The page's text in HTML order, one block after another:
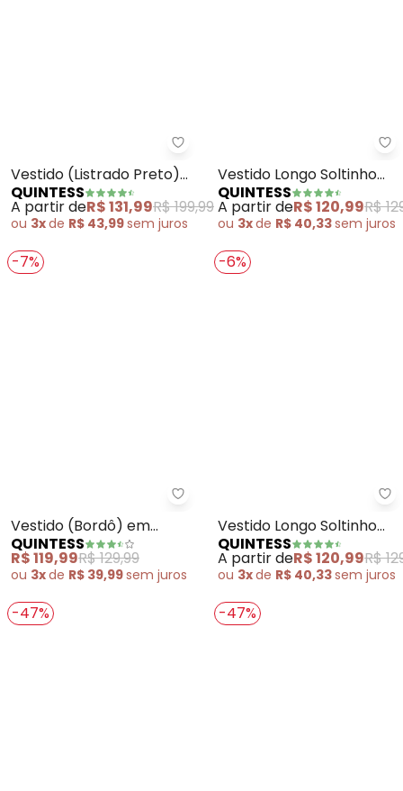
Quintess - Vestido (Listrado
Vestido (Listrado Preto)
em Viscose Plana
QUINTESS
A partir deR$ 131,99R$ 199,99
ou 3xde R$ 43,99semjuros
Vestido Longo Soltinho
com Fenda (Preto)
QUINTESS
A partir deR$ 120,99R$
ou 3xde R$ 40,33semjuros
-7%
Vestido (Bordô) em
Malha de Algodão
QUINTESS
R$ 119,99R$ 129,99
ou 3xde R$ 39,99semjuros
-6%
Vestido Longo Soltinho
com Fenda (Verde)
QUINTESS
A partir deR$ 120,99R$
ou 3xde R$ 40,33semjuros
-47% -47%